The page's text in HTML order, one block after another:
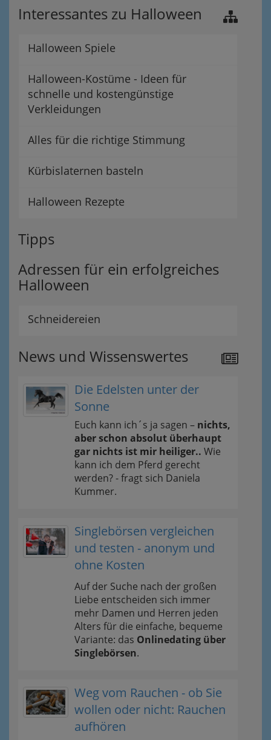
Interessantes zu Halloween
Halloween Spiele
Halloween-Kostüme - Ideen für
schnelle und kostengünstige
Verkleidungen
Alles für die richtige Stimmung
Kürbislaternen basteln
Halloween Rezepte
Tipps
Adressen für ein erfolgreiches
Halloween
Schneidereien
News und Wissenswertes
Die Edelsten unter der
Sonne
Euch kann ich´s ja sagen – nichts,
aber schon absolut überhaupt
gar nichts ist mir heiliger.. Wie
kann ich dem Pferd gerecht
werden? - fragt sich Daniela
Kummer.
Singlebörsen vergleichen
und testen - anonym und
ohne Kosten
Auf der Suche nach der großen
Liebe entscheiden sich immer
mehr Damen und Herren jeden
Alters für die einfache, bequeme
Variante: das Onlinedating über
Singlebörsen.
Weg vom Rauchen - ob Sie
wollen oder nicht: Rauchen
aufhören